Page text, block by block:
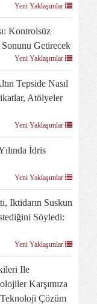
Yeni Yaklaşımlar
Kontrolsüz
Sonunu Getirecek
Yeni Yaklaşımlar
Tepside Nasıl
Atölyeler
Yeni Yaklaşımlar
İdris
Yeni Yaklaşımlar
Iktidarın Suskun
Söyledi:
Yeni Yaklaşımlar
Ile
Karşımıza
Çözüm